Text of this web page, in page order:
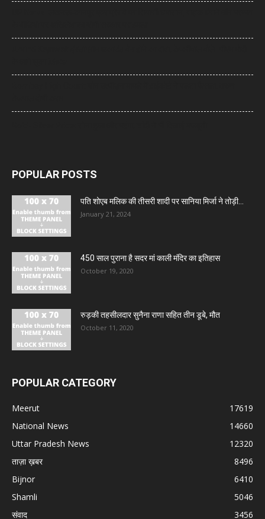
POPULAR POSTS
पति शोएब मलिक की तीसरी शादी पर सानिया मिर्जा ने तोड़ी...
January 21, 2024
450 साल पुराना है सदर मां काली मंदिर का इतिहास
October 19, 2020
रुड़की तहसीलदार सुनैना राणा सहित तीन डूबे, मौत
October 11, 2020
POPULAR CATEGORY
Meerut
17619
National News
14660
Uttar Pradesh News
12320
ताज़ा ख़बर
8496
Bijnor
6410
Shamli
5046
संवाद
3456